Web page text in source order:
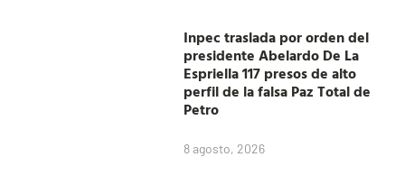
Inpec traslada por orden del
presidente Abelardo De La
Espriella 117 presos de alto
perfil de la falsa Paz Total de
Petro
8 agosto, 2026